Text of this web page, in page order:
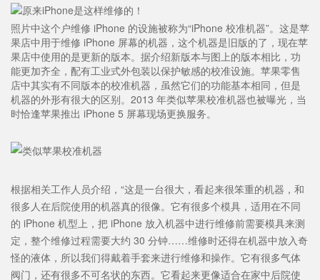
照片中这个户维修 iPhone 的设施被称为“iPhone 校准机器”。这是苹
果店中用于维修 iPhone 屏幕的机器，这个机器是旧版的了，现在苹
果店中使用的是更新的版本。据介绍新版本与图上的版本相比，功
能更加齐全，配有工业式外包装以保护敏感的校准设施。苹果零售
店中其实有不同版本的校准机器，虽然它们的功能基本相同，但是
机器的外形有很大的区别。2013 年类似苹果校准机器也被曝光，当
时恰逢苹果推出 iPhone 5 屏幕现场更换服务。
根据相关工作人员介绍，“这是一台很大，看起来很笨重的机器，和
很多人在后院使用的机器真的很像。它有很多个模具，适用在不同
的 iPhone 机型上，把 iPhone 放入机器中进行维修前需要模具来测
定，整个维修过程需要大约 30 分钟……维修时还得在机器中放入奇
怪的液体，所以我们得戴着手套来进行维修和操作。它有很多气体
阀门，还有很多不可名状的东西。它看起来更像适合在家中后院使